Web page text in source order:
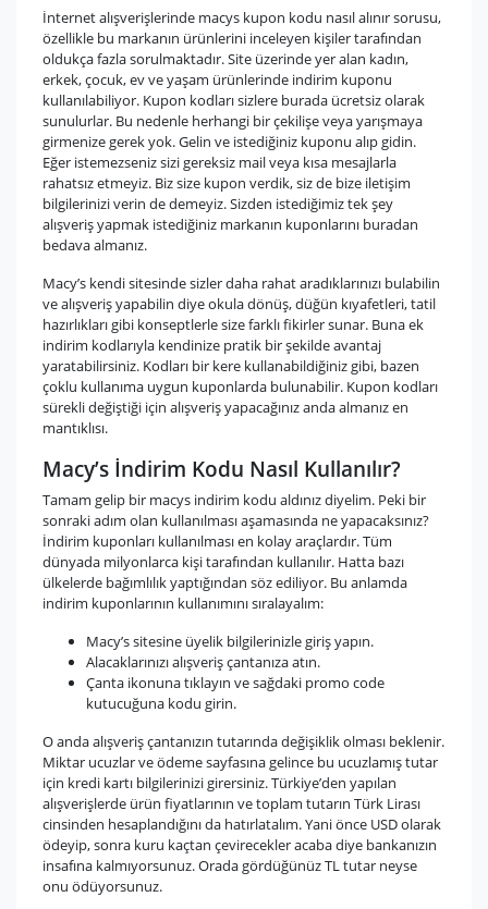
İnternet alışverişlerinde macys kupon kodu nasıl alınır sorusu,
özellikle bu markanın ürünlerini inceleyen kişiler tarafından
oldukça fazla sorulmaktadır. Site üzerinde yer alan kadın,
erkek, çocuk, ev ve yaşam ürünlerinde indirim kuponu
kullanılabiliyor. Kupon kodları sizlere burada ücretsiz olarak
sunulurlar. Bu nedenle herhangi bir çekilişe veya yarışmaya
girmenize gerek yok. Gelin ve istediğiniz kuponu alıp gidin.
Eğer istemezseniz sizi gereksiz mail veya kısa mesajlarla
rahatsız etmeyiz. Biz size kupon verdik, siz de bize iletişim
bilgilerinizi verin de demeyiz. Sizden istediğimiz tek şey
alışveriş yapmak istediğiniz markanın kuponlarını buradan
bedava almanız.
Macy’s kendi sitesinde sizler daha rahat aradıklarınızı bulabilin
ve alışveriş yapabilin diye okula dönüş, düğün kıyafetleri, tatil
hazırlıkları gibi konseptlerle size farklı fikirler sunar. Buna ek
indirim kodlarıyla kendinize pratik bir şekilde avantaj
yaratabilirsiniz. Kodları bir kere kullanabildiğiniz gibi, bazen
çoklu kullanıma uygun kuponlarda bulunabilir. Kupon kodları
sürekli değiştiği için alışveriş yapacağınız anda almanız en
mantıklısı.
Macy’s İndirim Kodu Nasıl Kullanılır?
Tamam gelip bir macys indirim kodu aldınız diyelim. Peki bir
sonraki adım olan kullanılması aşamasında ne yapacaksınız?
İndirim kuponları kullanılması en kolay araçlardır. Tüm
dünyada milyonlarca kişi tarafından kullanılır. Hatta bazı
ülkelerde bağımlılık yaptığından söz ediliyor. Bu anlamda
indirim kuponlarının kullanımını sıralayalım:
Macy’s sitesine üyelik bilgilerinizle giriş yapın.
Alacaklarınızı alışveriş çantanıza atın.
Çanta ikonuna tıklayın ve sağdaki promo code
kutucuğuna kodu girin.
O anda alışveriş çantanızın tutarında değişiklik olması beklenir.
Miktar ucuzlar ve ödeme sayfasına gelince bu ucuzlamış tutar
için kredi kartı bilgilerinizi girersiniz. Türkiye’den yapılan
alışverişlerde ürün fiyatlarının ve toplam tutarın Türk Lirası
cinsinden hesaplandığını da hatırlatalım. Yani önce USD olarak
ödeyip, sonra kuru kaçtan çevirecekler acaba diye bankanızın
insafına kalmıyorsunuz. Orada gördüğünüz TL tutar neyse
onu ödüyorsunuz.